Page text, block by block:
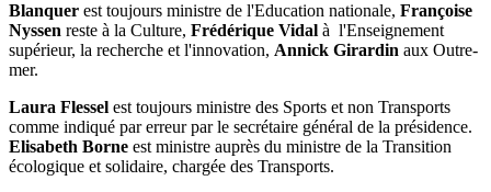
Blanquer est toujours ministre de l'Education nationale, Françoise
Nyssen reste à la Culture, Frédérique Vidal à l'Enseignement
supérieur, la recherche et l'innovation, Annick Girardin aux Outre-
mer.
Laura Flessel est toujours ministre des Sports et non Transports
comme indiqué par erreur par le secrétaire général de la présidence.
Elisabeth Borne est ministre auprès du ministre de la Transition
écologique et solidaire, chargée des Transports.